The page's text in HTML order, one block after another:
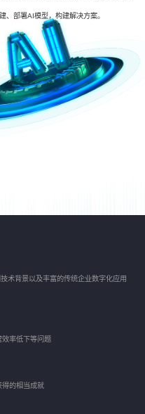
、部署AI模型，构建解决方案。
术背景以及丰富的传统企业数字化应用
效率低下等问题
得的相当成就